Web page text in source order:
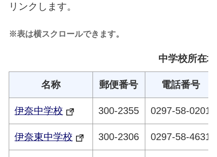
リンクします。
※表は横スクロールできます。
中学校所在
名称 郵便番号 電話番号
伊奈中学校 300-2355 0297-58-0201
伊奈東中学校 300-2306 0297-58-4631